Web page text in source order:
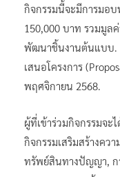
กิจกรรมนี้จะมีการมอ
150,000 บาท รวมมูล
พัฒนาชิ้นงานต้นแบบ.
เสนอโครงการ
พฤศจิกายน 2568.
ผู้ที่เข้าร่วมกิจกรรมจะ
กิจกรรมเสริมสร้างคว
ทรัพย์สินทางปัญญา,